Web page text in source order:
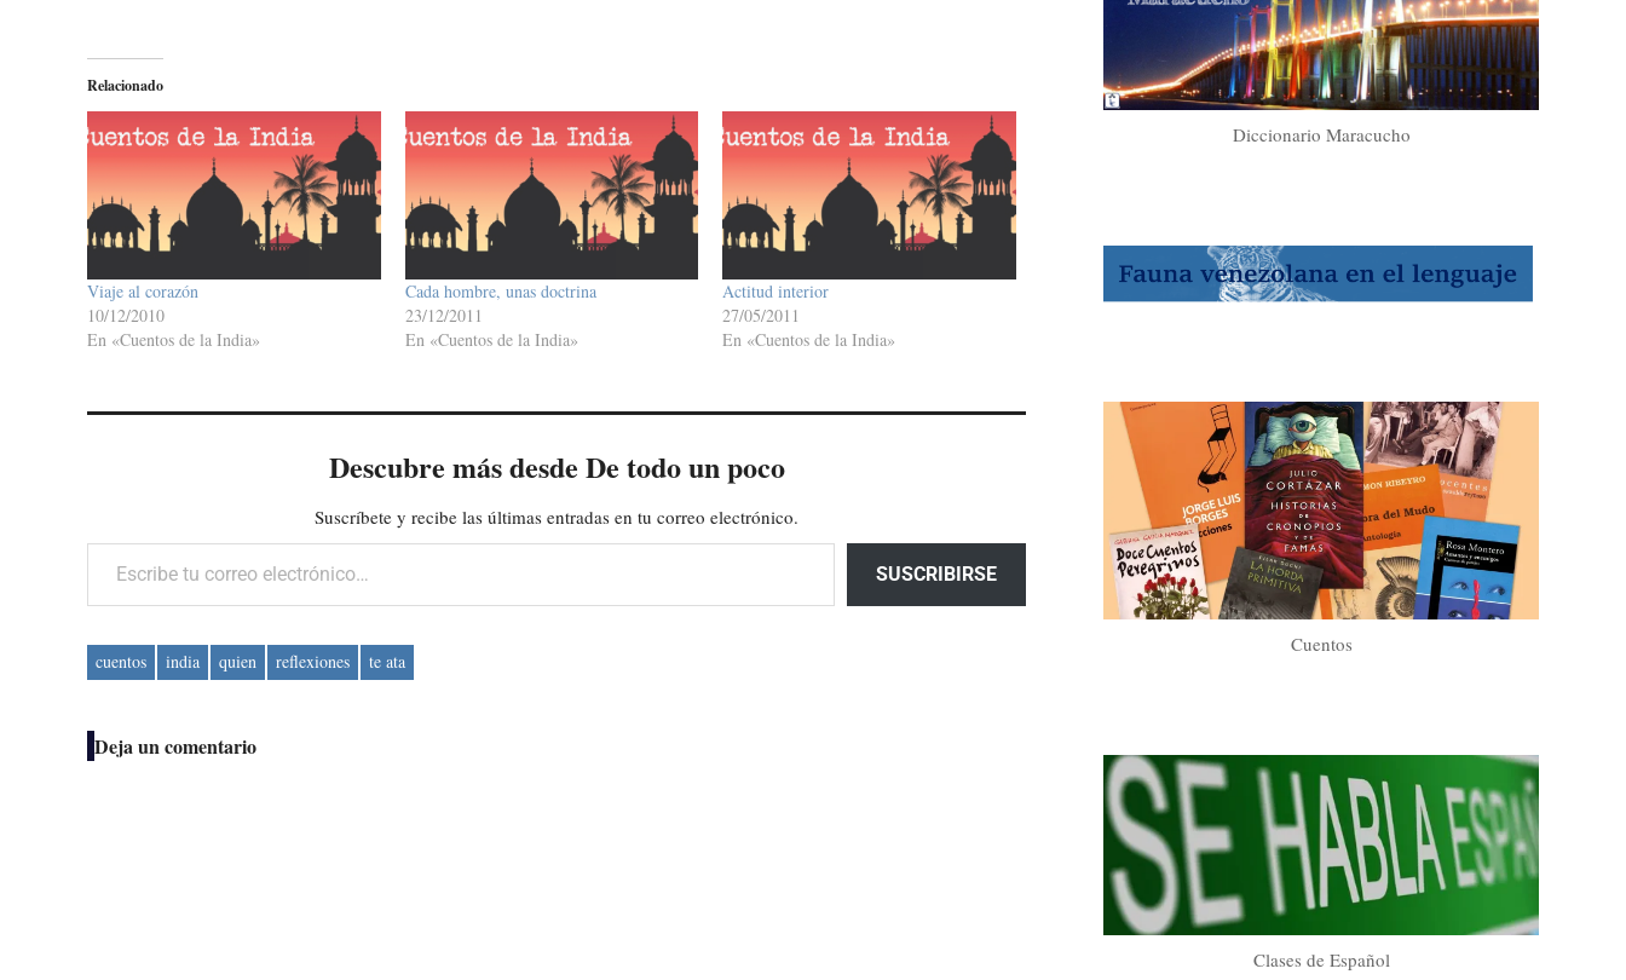
Relacionado
Viaje al corazón
10/12/2010
En «Cuentos de la India»
Cada hombre, unas doctrina
23/12/2011
En «Cuentos de la India»
Actitud interior
27/05/2011
En «Cuentos de la India»
Descubre más desde De todo un poco
Suscríbete y recibe las últimas entradas en tu correo electrónico.
Escribe tu correo electrónico…
SUSCRIBIRSE
cuentos india quien reflexiones te ata
Deja un comentario
Diccionario Maracucho
Cuentos
Clases de Español